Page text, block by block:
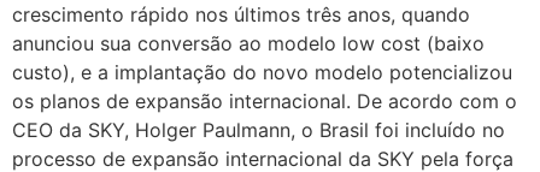
crescimento rápido nos últimos três anos, quando
anunciou sua conversão ao modelo low cost (baixo
custo), e a implantação do novo modelo potencializou
os planos de expansão internacional. De acordo com o
CEO da SKY, Holger Paulmann, o Brasil foi incluído no
processo de expansão internacional da SKY pela força